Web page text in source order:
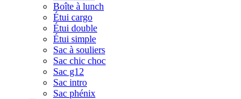
Boîte à lunch
Étui cargo
Étui double
Étui simple
Sac à souliers
Sac chic choc
Sac g12
Sac intro
Sac phénix